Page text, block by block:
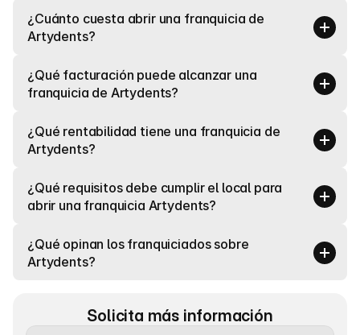
¿Cuánto cuesta abrir una franquicia de
Artydents?
¿Qué facturación puede alcanzar una
franquicia de Artydents?
¿Qué rentabilidad tiene una franquicia de
Artydents?
¿Qué requisitos debe cumplir el local para
abrir una franquicia Artydents?
¿Qué opinan los franquiciados sobre
Artydents?
Solicita más información